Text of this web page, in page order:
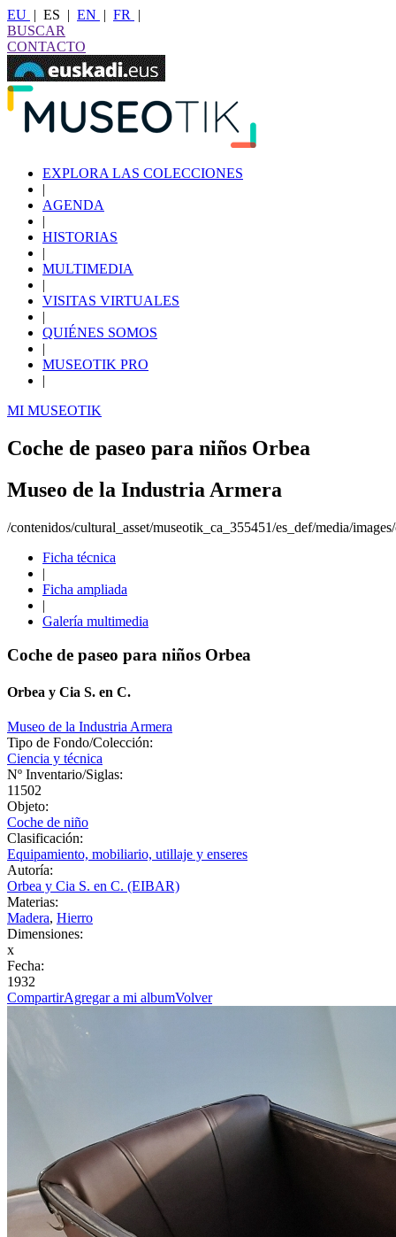
EU | ES | EN | FR
|
BUSCAR
CONTACTO
EXPLORA LAS COLECCIONES
|
AGENDA
|
HISTORIAS
|
MULTIMEDIA
|
VISITAS VIRTUALES
|
QUIÉNES SOMOS
|
MUSEOTIK PRO
|
MI MUSEOTIK
Coche de paseo para niños Orbea
Museo de la Industria Armera
/contenidos/cultural_asset/museotik_ca_355451/es_def/media/
Ficha técnica
|
Ficha ampliada
|
Galería multimedia
Coche de paseo para niños Orbea
Orbea y Cia S. en C.
Museo de la Industria Armera
Tipo de Fondo/Colección:
Ciencia y técnica
Nº Inventario/Siglas:
11502
Objeto:
Coche de niño
Clasificación:
Equipamiento, mobiliario, utillaje y enseres
Autoría:
Orbea y Cia S. en C. (EIBAR)
Materias:
Madera, Hierro
Dimensiones:
x
Fecha:
1932
CompartirAgregar a mi albumVolver